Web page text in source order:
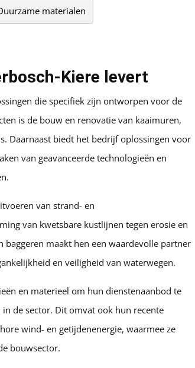
materialen
Kiere levert
die specifiek zijn ontworpen voor de
is de bouw en renovatie van kaaimuren,
Daarnaast biedt het bedrijf oplossingen voor
van geavanceerde technologieën en
van strand- en
van kwetsbare kustlijnen tegen erosie en
maakt hen een waardevolle partner
en veiligheid van waterwegen.
en materieel om hun dienstenaanbod te
de sector. Dit omvat ook hun recente
wind- en getijdenenergie, waarmee ze
bouwsector.